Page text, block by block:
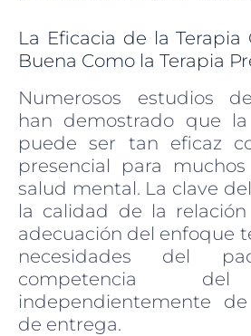
La Eficacia de la Terapia
Buena Como la Terapia
Numerosos estudios
han demostrado que
puede ser tan eficaz
presencial para
salud mental. La clave
la calidad de la
adecuación del enfoque
necesidades del
competencia del
independientemente
de entrega.